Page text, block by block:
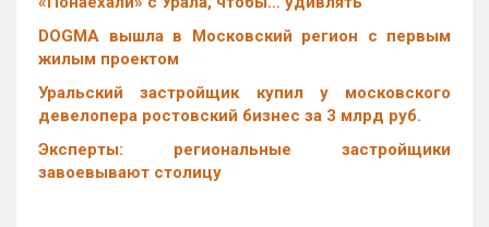
DOGMA вышла в Московский регион с первым
жилым проектом
Уральский застройщик купил у московского
девелопера ростовский бизнес за 3 млрд руб.
Эксперты: региональные застройщики
завоевывают столицу